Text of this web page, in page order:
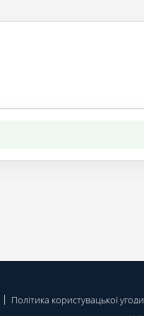
Політика користувацької угоди